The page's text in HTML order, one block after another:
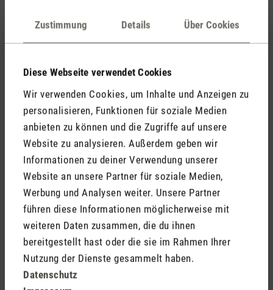
Zustimmung Details Über Cookies
Diese Webseite verwendet Cookies
Wir verwenden Cookies, um Inhalte und Anzeigen zu
personalisieren, Funktionen für soziale Medien
anbieten zu können und die Zugriffe auf unsere
Website zu analysieren. Außerdem geben wir
Informationen zu deiner Verwendung unserer
Website an unsere Partner für soziale Medien,
Werbung und Analysen weiter. Unsere Partner
führen diese Informationen möglicherweise mit
weiteren Daten zusammen, die du ihnen
bereitgestellt hast oder die sie im Rahmen Ihrer
Nutzung der Dienste gesammelt haben.
Datenschutz
Perfekt
E-Mail*
Überschrift Bewertung*
Dein Kommentar*